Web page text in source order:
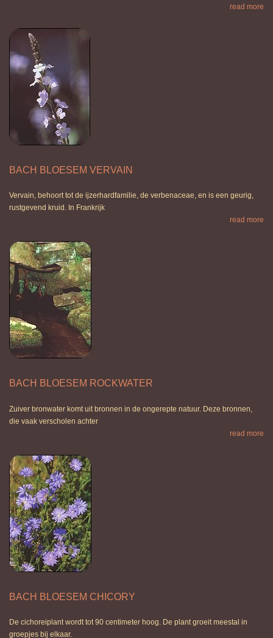
read more
BACH BLOESEM VERVAIN
Vervain, behoort tot de ijzerhardfamilie, de verbenaceae, en is een geurig,
rustgevend kruid. In Frankrijk
read more
BACH BLOESEM ROCKWATER
Zuiver bronwater komt uit bronnen in de ongerepte natuur. Deze bronnen,
die vaak verscholen achter
read more
BACH BLOESEM CHICORY
De cichoreiplant wordt tot 90 centimeter hoog. De plant groeit meestal in
groepjes bij elkaar.